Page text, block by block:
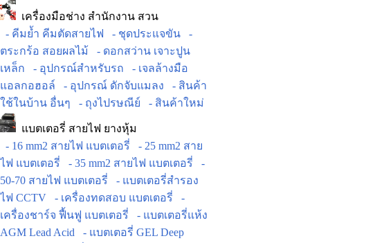
เครื่องมือช่าง สำนักงาน สวน
- คีมย้ำ คีมตัดสายไฟ
- ชุดประแจขัน
-
ตระกร้อ สอยผลไม้
- ดอกสว่าน เจาะปูน
เหล็ก
- อุปกรณ์สำหรับรถ
- เจลล้างมือ
แอลกอฮอล์
- อุปกรณ์ ดักจับแมลง
- สินค้า
ใช้ในบ้าน อื่นๆ
- ถุงไปรษณีย์ - สินค้าใหม่
แบตเตอรี่ สายไฟ ยางหุ้ม
- 16 mm2 สายไฟ แบตเตอรี่
- 25 mm2 สาย
ไฟ แบตเตอรี่
- 35 mm2 สายไฟ แบตเตอรี่
-
50-70 สายไฟ แบตเตอรี่
- แบตเตอรี่สำรอง
ไฟ CCTV
- เครื่องทดสอบ แบตเตอรี่
-
เครื่องชาร์จ ฟื้นฟู แบตเตอรี่
- แบตเตอรี่แห้ง
AGM Lead Acid
- แบตเตอรี่ GEL Deep